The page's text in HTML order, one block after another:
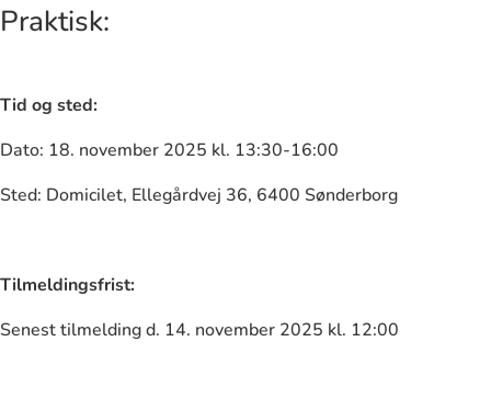
Praktisk:
Tid og sted:
Dato: 18. november 2025 kl. 13:30-16:00
Sted: Domicilet, Ellegårdvej 36, 6400 Sønderborg
Tilmeldingsfrist:
Senest tilmelding d. 14. november 2025 kl. 12:00